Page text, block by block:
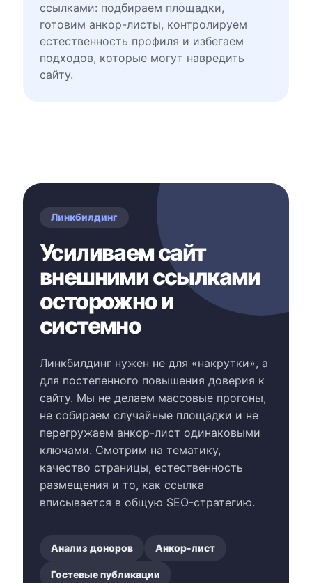
ссылками: подбираем площадки,
готовим анкор-листы, контролируем
естественность профиля и избегаем
подходов, которые могут навредить
сайту.
Линкбилдинг
Усиливаем сайт
внешними ссылками
осторожно и
системно
Линкбилдинг нужен не для «накрутки», а
для постепенного повышения доверия к
сайту. Мы не делаем массовые прогоны,
не собираем случайные площадки и не
перегружаем анкор-лист одинаковыми
ключами. Смотрим на тематику,
качество страницы, естественность
размещения и то, как ссылка
вписывается в общую SEO-стратегию.
Анализ доноров Анкор-лист
Гостевые публикации